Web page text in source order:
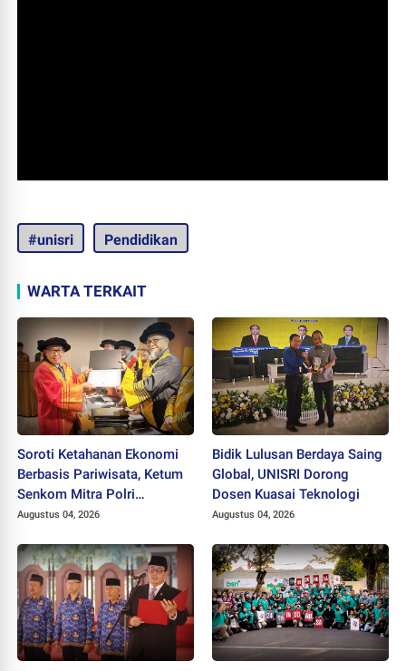
#unisri Pendidikan
WARTA TERKAIT
Soroti Ketahanan Ekonomi
Berbasis Pariwisata, Ketum
Senkom Mitra Polri
Dikukuhkan sebagai
Augustus 04, 2026
Bidik Lulusan Berdaya Saing
Global, UNISRI Dorong
Dosen Kuasai Teknologi
Augustus 04, 2026